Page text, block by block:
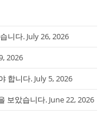
니다. July 26, 2026
2026
합니다. July 5, 2026
보았습니다. June 22, 2026